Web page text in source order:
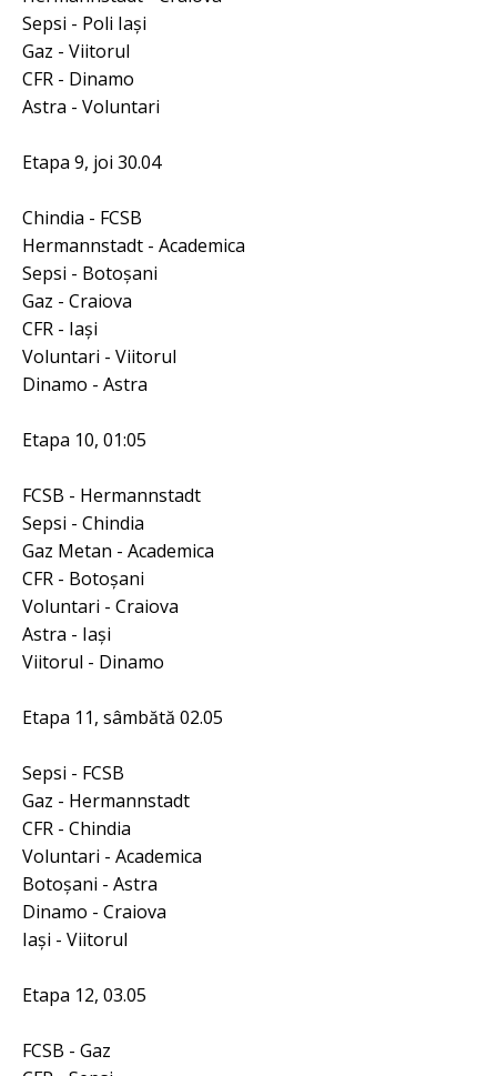
Sepsi - Poli Iaşi
Gaz - Viitorul
CFR - Dinamo
Astra - Voluntari
Etapa 9, joi 30.04
Chindia - FCSB
Hermannstadt - Academica
Sepsi - Botoşani
Gaz - Craiova
CFR - Iaşi
Voluntari - Viitorul
Dinamo - Astra
Etapa 10, 01:05
FCSB - Hermannstadt
Sepsi - Chindia
Gaz Metan - Academica
CFR - Botoşani
Voluntari - Craiova
Astra - Iaşi
Viitorul - Dinamo
Etapa 11, sâmbătă 02.05
Sepsi - FCSB
Gaz - Hermannstadt
CFR - Chindia
Voluntari - Academica
Botoşani - Astra
Dinamo - Craiova
Iaşi - Viitorul
Etapa 12, 03.05
FCSB - Gaz